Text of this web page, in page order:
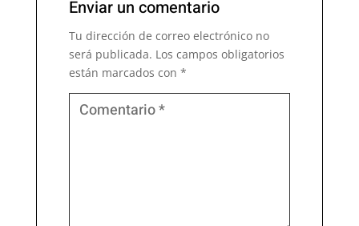
Enviar un comentario
Tu dirección de correo electrónico no
será publicada. Los campos obligatorios
están marcados con *